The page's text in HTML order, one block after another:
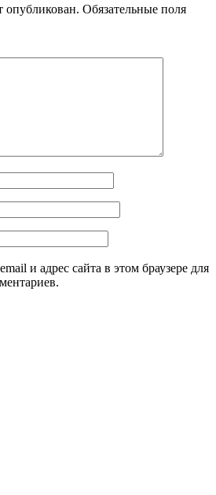
опубликован. Обязательные поля
и адрес сайта в этом браузере для